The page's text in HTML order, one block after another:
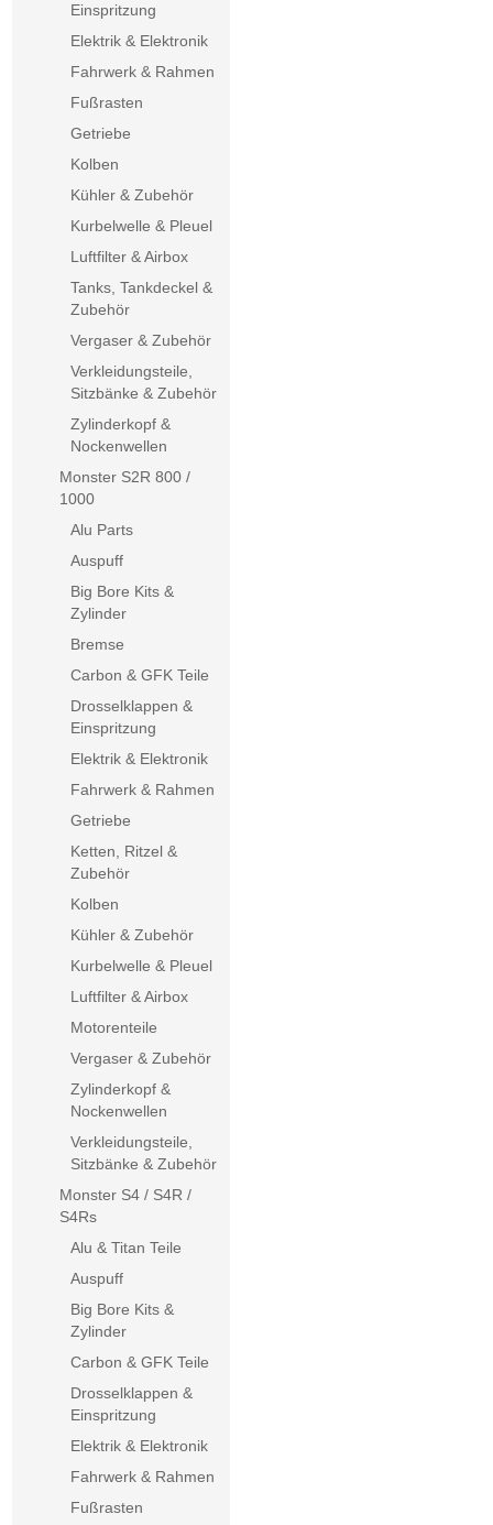
Einspritzung
Elektrik & Elektronik
Fahrwerk & Rahmen
Fußrasten
Getriebe
Kolben
Kühler & Zubehör
Kurbelwelle & Pleuel
Luftfilter & Airbox
Tanks, Tankdeckel &
Zubehör
Vergaser & Zubehör
Verkleidungsteile,
Sitzbänke & Zubehör
Zylinderkopf &
Nockenwellen
Monster S2R 800 /
1000
Alu Parts
Auspuff
Big Bore Kits &
Zylinder
Bremse
Carbon & GFK Teile
Drosselklappen &
Einspritzung
Elektrik & Elektronik
Fahrwerk & Rahmen
Getriebe
Ketten, Ritzel &
Zubehör
Kolben
Kühler & Zubehör
Kurbelwelle & Pleuel
Luftfilter & Airbox
Motorenteile
Vergaser & Zubehör
Zylinderkopf &
Nockenwellen
Verkleidungsteile,
Sitzbänke & Zubehör
Monster S4 / S4R /
S4Rs
Alu & Titan Teile
Auspuff
Big Bore Kits &
Zylinder
Carbon & GFK Teile
Drosselklappen &
Einspritzung
Elektrik & Elektronik
Fahrwerk & Rahmen
Fußrasten